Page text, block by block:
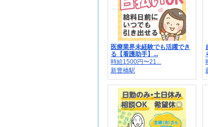
医療業界未経験でも活躍でき
る【看護助手】...
時給1500円〜21...
新豊橋駅